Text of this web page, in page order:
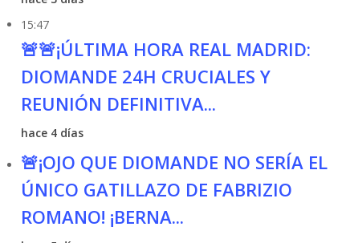
15:47
🚨🚨¡ÚLTIMA HORA REAL MADRID:
DIOMANDE 24H CRUCIALES Y
REUNIÓN DEFINITIVA...
hace 4 días
🚨¡OJO QUE DIOMANDE NO SERÍA EL
ÚNICO GATILLAZO DE FABRIZIO
ROMANO! ¡BERNA...